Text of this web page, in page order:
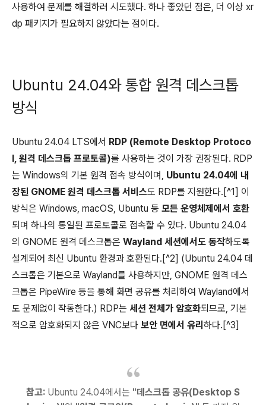
사용하여 문제를 해결하려 시도했다. 하나 좋았던 점은, 더 이상 xr
dp 패키지가 필요하지 않았다는 점이다.
Ubuntu 24.04와 통합 원격 데스크톱
방식
Ubuntu 24.04 LTS에서 RDP (Remote Desktop Protoco
l, 원격 데스크톱 프로토콜)를 사용하는 것이 가장 권장된다. RDP
는 Windows의 기본 원격 접속 방식이며, Ubuntu 24.04에 내
장된 GNOME 원격 데스크톱 서비스도 RDP를 지원한다.[^1] 이
방식은 Windows, macOS, Ubuntu 등 모든 운영체제에서 호환
되며 하나의 통일된 프로토콜로 접속할 수 있다. Ubuntu 24.04
의 GNOME 원격 데스크톱은 Wayland 세션에서도 동작하도록
설계되어 최신 Ubuntu 환경과 호환된다.[^2] (Ubuntu 24.04 데
스크톱은 기본으로 Wayland를 사용하지만, GNOME 원격 데스
크톱은 PipeWire 등을 통해 화면 공유를 처리하여 Wayland에서
도 문제없이 작동한다.) RDP는 세션 전체가 암호화되므로, 기본
적으로 암호화되지 않은 VNC보다 보안 면에서 유리 하다.[^3]
참고: Ubuntu 24.04에서는 "데스크톱 공유(Desktop S